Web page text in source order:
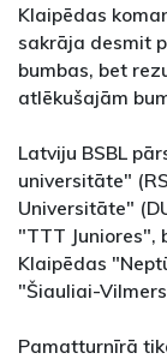
Klaipēdas
sakrāja desmit
bumbas, bet
atlēkušajām
Latviju BSBL
universitāte"
Universitāte"
"TTT Juniores",
Klaipēdas
"Šiauliai-
Pamatturnīrā